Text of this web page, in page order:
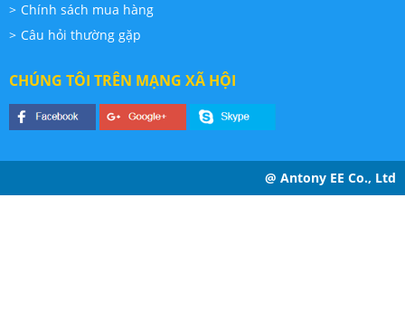
Chính sách mua hàng
Câu hỏi thường gặp
CHÚNG TÔI TRÊN MẠNG XÃ HỘI
@ Antony EE Co., Ltd